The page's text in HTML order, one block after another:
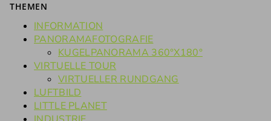
THEMEN
INFORMATION
PANORAMAFOTOGRAFIE
KUGELPANORAMA 360°X180°
VIRTUELLE TOUR
VIRTUELLER RUNDGANG
LUFTBILD
LITTLE PLANET